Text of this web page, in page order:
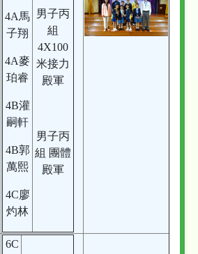
4A馬
子翔
4A麥
珀睿
4B灌
嗣軒
4B郭
萬熙
4C廖
灼林
男子丙
組
4X100
米接力
殿軍
男子丙
組 團體
殿軍
6C